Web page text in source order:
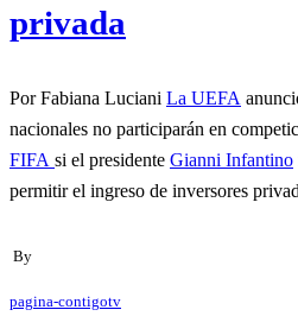
privada
Por Fabiana Luciani La UEFA
nacionales no participarán en
FIFA si el presidente Gianni Infantino
permitir el ingreso de inversores
By
pagina-contigotv